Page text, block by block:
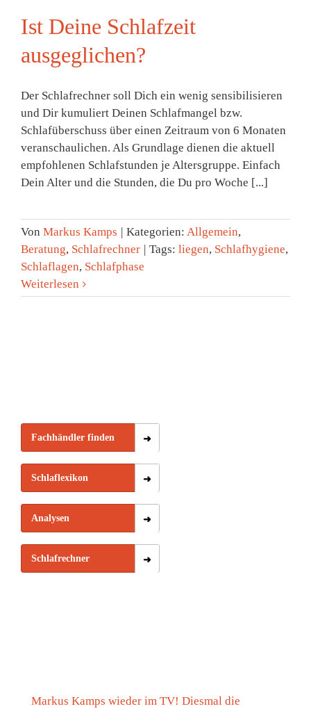
Ist Deine Schlafzeit
ausgeglichen?
Der Schlafrechner soll Dich ein wenig sensibilisieren
und Dir kumuliert Deinen Schlafmangel bzw.
Schlafüberschuss über einen Zeitraum von 6 Monaten
veranschaulichen. Als Grundlage dienen die aktuell
empfohlenen Schlafstunden je Altersgruppe. Einfach
Dein Alter und die Stunden, die Du pro Woche [...]
Von Markus Kamps Kategorien: Allgemein,
Beratung, Schlafrechner Tags: liegen, Schlafhygiene,
Schlaflagen, Schlafphase
Weiterlesen
Fachhändler finden
Schlaflexikon
Analysen
Schlafrechner
Markus Kamps wieder im TV! Diesmal die